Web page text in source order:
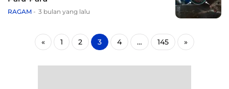
RAGAM 3 bulan yang lalu
« 1 2 3 4 … 145 »